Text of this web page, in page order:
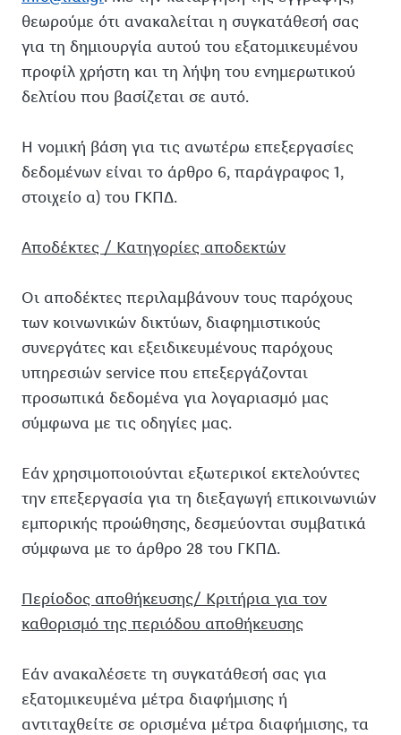
θεωρούμε ότι ανακαλείται η συγκατάθεσή σας
για τη δημιουργία αυτού του εξατομικευμένου
προφίλ χρήστη και τη λήψη του ενημερωτικού
δελτίου που βασίζεται σε αυτό.
Η νομική βάση για τις ανωτέρω επεξεργασίες
δεδομένων είναι το άρθρο 6, παράγραφος 1,
στοιχείο α) του ΓΚΠΔ.
Αποδέκτες / Κατηγορίες αποδεκτών
Οι αποδέκτες περιλαμβάνουν τους παρόχους
των κοινωνικών δικτύων, διαφημιστικούς
συνεργάτες και εξειδικευμένους παρόχους
υπηρεσιών service που επεξεργάζονται
προσωπικά δεδομένα για λογαριασμό μας
σύμφωνα με τις οδηγίες μας.
Εάν χρησιμοποιούνται εξωτερικοί εκτελούντες
την επεξεργασία για τη διεξαγωγή επικοινωνιών
εμπορικής προώθησης, δεσμεύονται συμβατικά
σύμφωνα με το άρθρο 28 του ΓΚΠΔ.
Περίοδος αποθήκευσης/ Κριτήρια για τον
καθορισμό της περιόδου αποθήκευσης
Εάν ανακαλέσετε τη συγκατάθεσή σας για
εξατομικευμένα μέτρα διαφήμισης ή
αντιταχθείτε σε ορισμένα μέτρα διαφήμισης, τα